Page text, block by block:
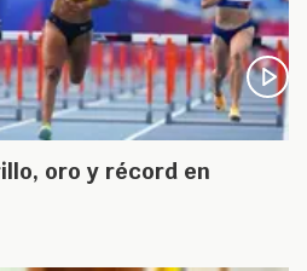
oro y récord en